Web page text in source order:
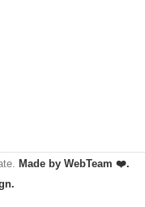
Made by WebTeam ❤️.